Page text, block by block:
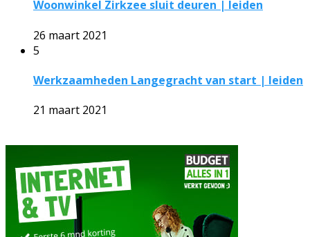
Woonwinkel Zirkzee sluit deuren | leiden
26 maart 2021
5
Werkzaamheden Langegracht van start | leiden
21 maart 2021